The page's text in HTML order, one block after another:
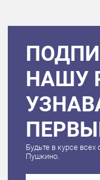
НАШУ
Будьте в курсе
Пушкино.